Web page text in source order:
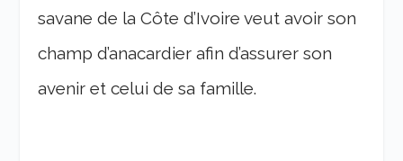
savane de la Côte d’Ivoire veut avoir son
champ d’anacardier afin d’assurer son
avenir et celui de sa famille.